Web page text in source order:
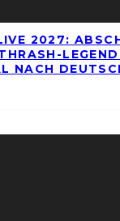
2027:
NACH